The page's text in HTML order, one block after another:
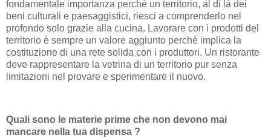
fondamentale importanza perchè un territorio, al di là dei
beni culturali e paesaggistici, riesci a comprenderlo nel
profondo solo grazie alla cucina. Lavorare con i prodotti del
territorio è sempre un valore aggiunto perchè implica la
costituzione di una rete solida con i produttori. Un ristorante
deve rappresentare la vetrina di un territorio pur senza
limitazioni nel provare e sperimentare il nuovo.
Quali sono le materie prime che non devono mai
mancare nella tua dispensa ?